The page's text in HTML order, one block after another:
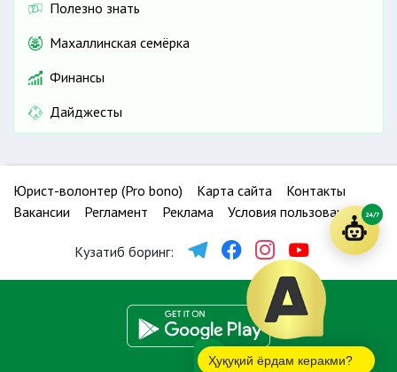
Полезно знать
Махаллинская семёрка
Финансы
Дайджесты
Юрист-волонтер (Pro bono) Карта сайта
Контакты
Вакансии
Регламент Реклама Условия пользования
Кузатиб боринг:
Ҳуқуқий ёрдам керакми?
24/7